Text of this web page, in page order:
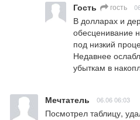
Гость гость
В долларах и
обесценивание
под низкий
Недавнее
убыткам в
Мечтатель 06.06 06:03
Посмотрел таблицу,